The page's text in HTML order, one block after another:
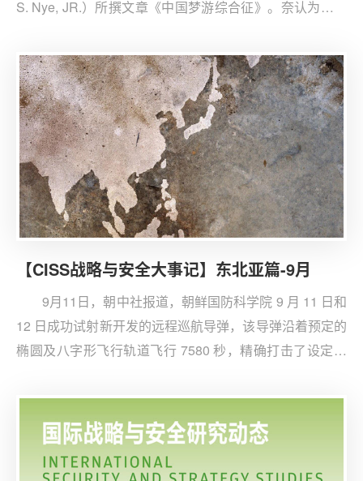
S. Nye, JR.）所撰文章《中国梦游综合征》。奈认为与从
策制定者更应该防止重蹈“梦游”般开启一战的覆辙，警惕
民族主义和民粹沙文主义升级导致战略冒进。
【CISS战略与安全大事记】东北亚篇-9月
9月11日，朝中社报道，朝鲜国防科学院 9 月 11 日和
12 日成功试射新开发的远程巡航导弹，该导弹沿着预定的
椭圆及八字形飞行轨道飞行 7580 秒，精确打击了设定在
称，朝鲜的试射活动反映其继续致力于发展军事项目，“对
邻国及国际社会构成威胁”。韩国和日本均表示，正密切关
注半岛局势。